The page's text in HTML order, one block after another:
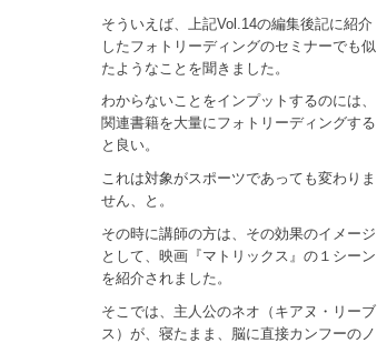
そういえば、上記Vol.14の編集後記に紹介
したフォトリーディングのセミナーでも似
たようなことを聞きました。
わからないことをインプットするのには、
関連書籍を大量にフォトリーディングする
と良い。
これは対象がスポーツであっても変わりま
せん、と。
その時に講師の方は、その効果のイメージ
として、映画『マトリックス』の１シーン
を紹介されました。
そこでは、主人公のネオ（キアヌ・リーブ
ス）が、寝たまま、脳に直接カンフーのノ